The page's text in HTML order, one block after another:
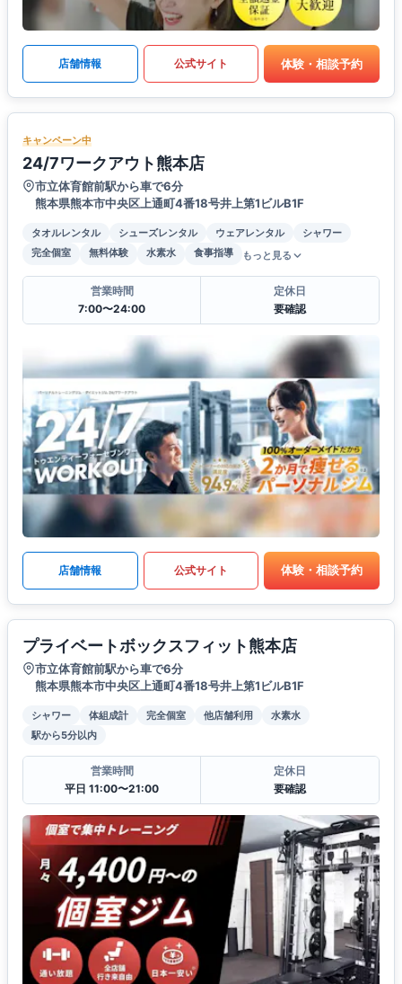
店舗情報 公式サイト 体験・相談予約
キャンペーン中
24/7ワークアウト熊本店
市立体育館前駅から車で6分
熊本県熊本市中央区上通町4番18号井上第1ビルB1F
タオルレンタル シューズレンタル ウェアレンタル
シャワー
完全個室
無料体験 水素水 食事指導 もっと見る
営業時間
7:00〜24:00
定休日
要確認
店舗情報 公式サイト 体験・相談予約
プライベートボックスフィット熊本店
市立体育館前駅から車で6分
熊本県熊本市中央区上通町4番18号井上第1ビルB1F
シャワー 体組成計 完全個室 他店舗利用
水素水
駅から5分以内
営業時間
平日 11:00〜21:00
定休日
要確認